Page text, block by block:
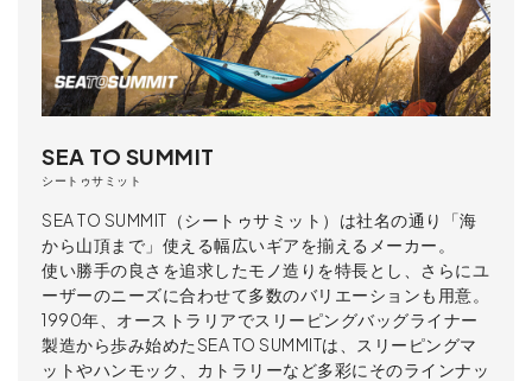
SEA TO SUMMIT
シートゥサミット
SEA TO SUMMIT（シートゥサミット）は社名の通り「海
から山頂まで」使える幅広いギアを揃えるメーカー。
使い勝手の良さを追求したモノ造りを特長とし、さらにユ
ーザーのニーズに合わせて多数のバリエーションも用意。
1990年、オーストラリアでスリーピングバッグライナー
製造から歩み始めたSEA TO SUMMITは、スリーピングマ
ットやハンモック、カトラリーなど多彩にそのラインナッ